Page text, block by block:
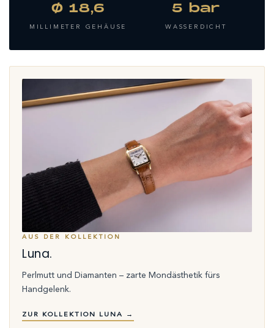
Ø 18,6
MILLIMETER GEHÄUSE
5 bar
WASSERDICHT
AUS DER KOLLEKTION
Luna.
Perlmutt und Diamanten – zarte Mondästhetik fürs
Handgelenk.
ZUR KOLLEKTION LUNA →